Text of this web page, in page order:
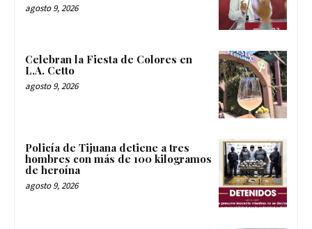
agosto 9, 2026
Celebran la Fiesta de Colores en
L.A. Cetto
agosto 9, 2026
Policía de Tijuana detiene a tres
hombres con más de 100 kilogramos
de heroína
agosto 9, 2026